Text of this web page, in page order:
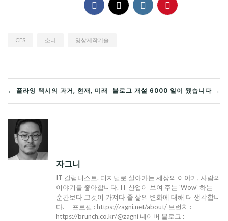
CES 소니 영상제작기술
글
탐
색
← 플라잉 택시의 과거, 현재, 미래 블로그 개설 6000 일이 됐습니다 →
자그니
IT 칼럼니스트. 디지털로 살아가는 세상의 이야기, 사람의
이야기를 좋아합니다. IT 산업이 보여 주는 'Wow' 하는
순간보다 그것이 가져다 줄 삶의 변화에 대해 더 생각합니
다. -- 프로필 : https://zagni.net/about/ 브런치 :
https://brunch.co.kr/@zagni 네이버 블로그 :